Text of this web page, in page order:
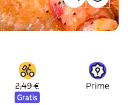
2,49 €
Gratis
Prime